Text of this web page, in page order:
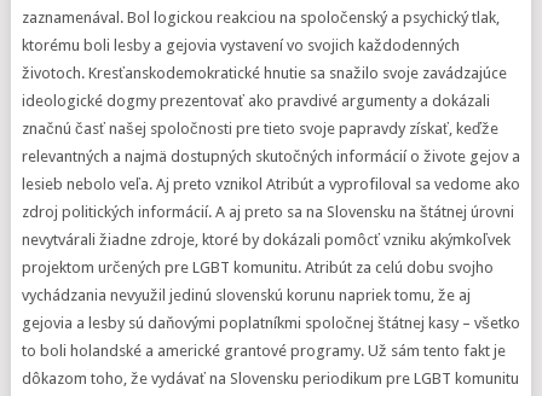
zaznamenával. Bol logickou reakciou na spoločenský a psychický tlak,
ktorému boli lesby a gejovia vystavení vo svojich každodenných
životoch. Kresťanskodemokratické hnutie sa snažilo svoje zavádzajúce
ideologické dogmy prezentovať ako pravdivé argumenty a dokázali
značnú časť našej spoločnosti pre tieto svoje papravdy získať, keďže
relevantných a najmä dostupných skutočných informácií o živote gejov a
lesieb nebolo veľa. Aj preto vznikol Atribút a vyprofiloval sa vedome ako
zdroj politických informácií. A aj preto sa na Slovensku na štátnej úrovni
nevytvárali žiadne zdroje, ktoré by dokázali pomôcť vzniku akýmkoľvek
projektom určených pre LGBT komunitu. Atribút za celú dobu svojho
vychádzania nevyužil jedinú slovenskú korunu napriek tomu, že aj
gejovia a lesby sú daňovými poplatníkmi spoločnej štátnej kasy – všetko
to boli holandské a americké grantové programy. Už sám tento fakt je
dôkazom toho, že vydávať na Slovensku periodikum pre LGBT komunitu